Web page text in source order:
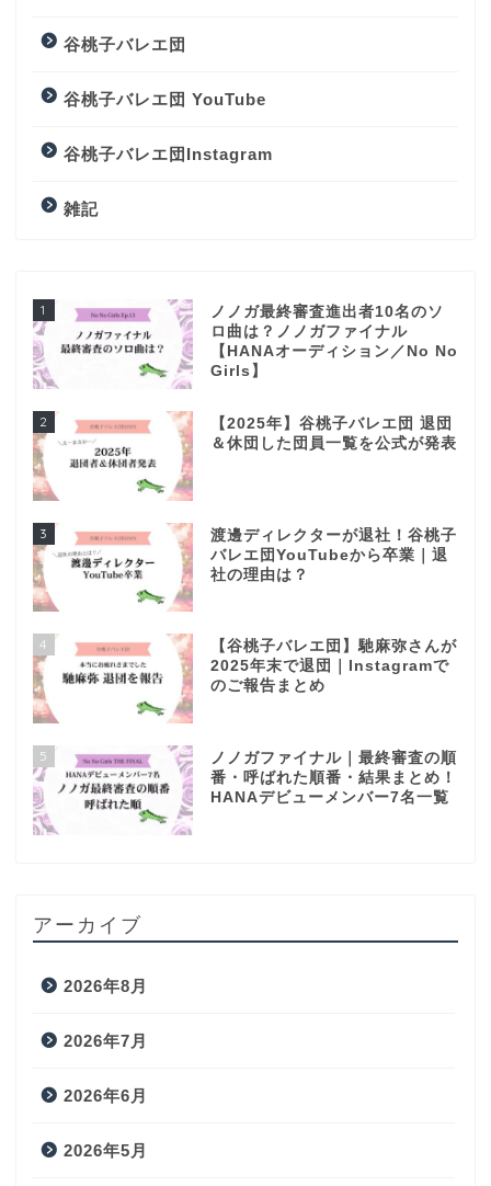
谷桃子バレエ団
谷桃子バレエ団 YouTube
谷桃子バレエ団Instagram
雑記
1
ノノガ最終審査進出者10名のソ
ロ曲は？ノノガファイナル
【HANAオーディション／No No
Girls】
2
【2025年】谷桃子バレエ団 退団
＆休団した団員一覧を公式が発表
3
渡邊ディレクターが退社！谷桃子
バレエ団YouTubeから卒業｜退
社の理由は？
4
【谷桃子バレエ団】馳麻弥さんが
2025年末で退団｜Instagramで
のご報告まとめ
5
ノノガファイナル｜最終審査の順
番・呼ばれた順番・結果まとめ！
HANAデビューメンバー7名一覧
アーカイブ
2026年8月
2026年7月
2026年6月
2026年5月